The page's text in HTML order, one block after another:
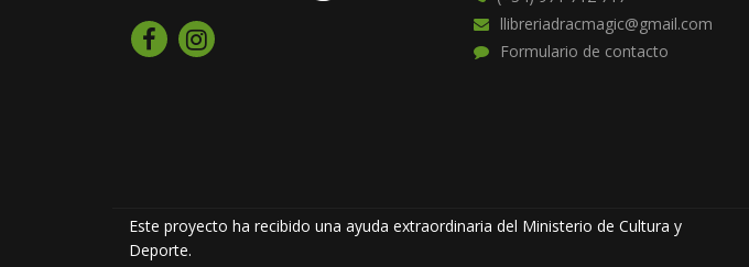
llibreriadracmagic@gmail.com
Formulario de contacto
Este proyecto ha recibido una ayuda extraordinaria del Ministerio de Cultura y
Deporte.